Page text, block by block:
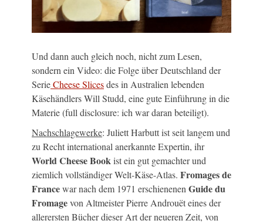
Und dann auch gleich noch, nicht zum Lesen,
sondern ein Video: die Folge über Deutschland der
SerieCheese Slicesdes in Australien lebenden
Käsehändlers Will Studd, eine gute Einführung in die
Materie (full disclosure: ich war daran beteiligt).
Nachschlagewerke: Juliett Harbutt ist seit langem und
zu Recht international anerkannte Expertin, ihr
World Cheese Bookist ein gut gemachter und
ziemlich vollständiger Welt-Käse-Atlas. Fromages de
Francewar nach dem 1971 erschienenenGuide du
Fromagevon Altmeister Pierre Androuët eines der
allerersten Bücher dieser Art der neueren Zeit, von